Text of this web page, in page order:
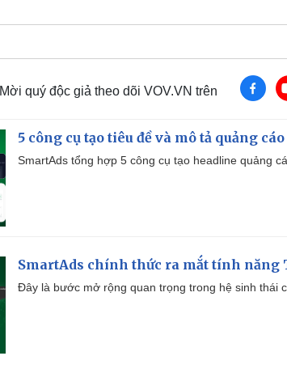
Mời quý độc giả theo dõi VOV.VN trên
5 công cụ tạo tiêu đề và mô tả quảng
SmartAds tổng hợp 5 công cụ tạo headline quảng
SmartAds chính thức ra mắt tính năng
Đây là bước mở rộng quan trọng trong hệ sinh thái